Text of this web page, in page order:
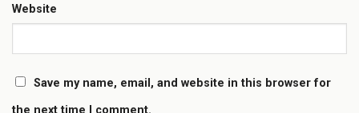
Website
Save my name, email, and website in this browser for
the next time I comment.